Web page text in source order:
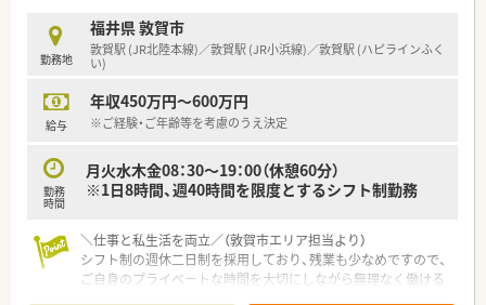
など、常に患者様第一の姿勢を貫いている魅力的な法人です。
【職場環境と雰囲気】
に協力し合いながら和やかな雰囲気の中で業務を行っていま
す。
務の負担を軽減できる充実したサポート体制が構築されていま
す。
■充実した設備環境の中で落ち着いて業務を進めることができ、
【こんな方が活躍中】
■これまでに培ってきた調剤経験を活かして、眼科や耳鼻科など
勤務地
福井県 敦賀市
敦賀駅 (JR北陸本線)／敦賀駅 (JR小浜線)／敦賀駅 (ハピラインふく
い)
給与
年収450万円～600万円
※ご経験・ご年齢等を考慮のうえ決定
勤務
時間
月火水木金08：30～19：00（休憩60分）
※1日8時間、週40時間を限度とするシフト制勤務
＼仕事と私生活を両立／（敦賀市エリア担当より）
シフト制の週休二日制を採用しており、残業も少なめですので、
ご自身のプライベートな時間を大切にしながら無理なく働ける